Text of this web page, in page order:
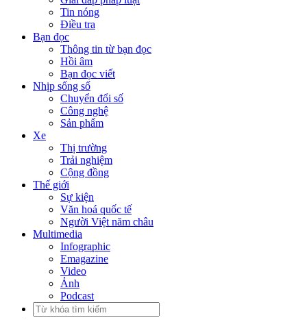
Tin nóng
Điều tra
Bạn đọc
Thông tin từ bạn đọc
Hồi âm
Bạn đọc viết
Nhịp sống số
Chuyển đổi số
Công nghệ
Sản phẩm
Xe
Thị trường
Trải nghiệm
Cộng đồng
Thế giới
Sự kiện
Văn hoá quốc tế
Người Việt năm châu
Multimedia
Infographic
Emagazine
Video
Ảnh
Podcast